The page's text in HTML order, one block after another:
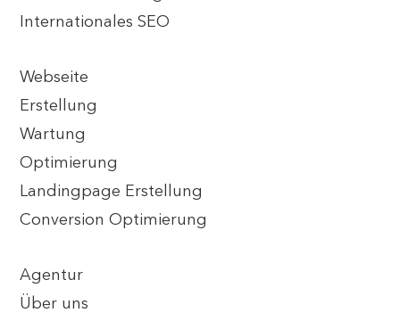
Internationales SEO
Webseite
Erstellung
Wartung
Optimierung
Landingpage Erstellung
Conversion Optimierung
Agentur
Über uns